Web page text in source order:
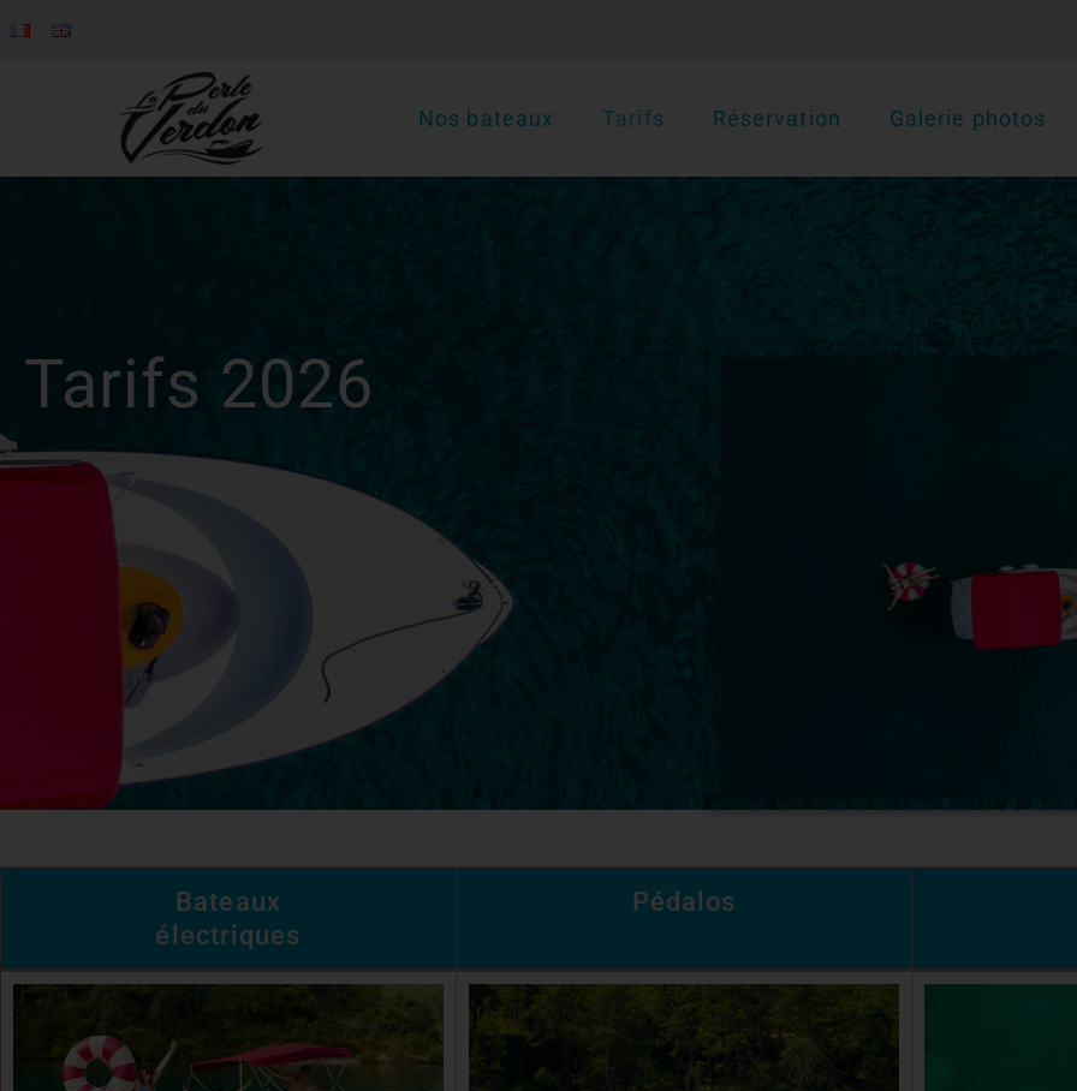
Nos bateaux Tarifs Réservation Galerie photos
Tarifs 2026
Bateaux
électriques
Pédalos